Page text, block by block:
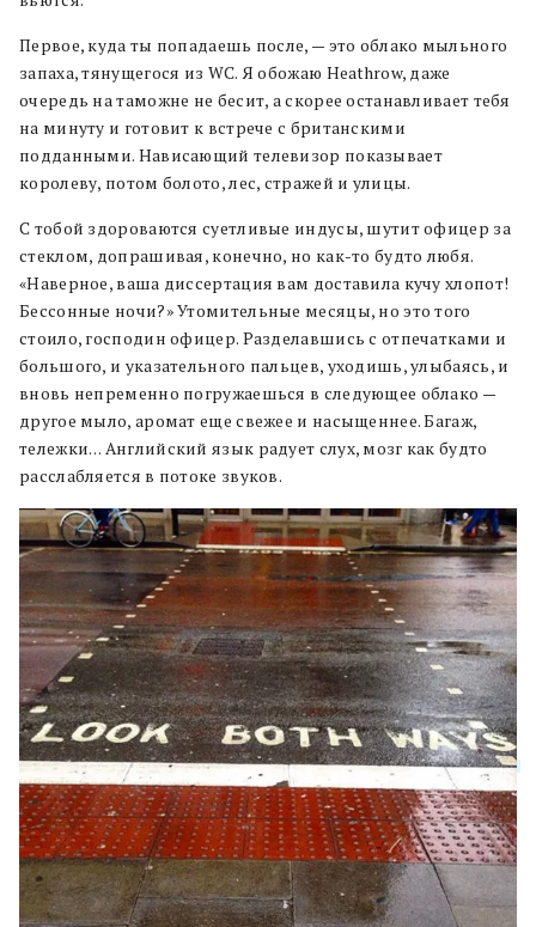
Первое, куда ты попадаешь после, — это облако мыльного
запаха, тянущегося из WC. Я обожаю Heathrow, даже
очередь на таможне не бесит, а скорее останавливает тебя
на минуту и готовит к встрече с британскими
подданными. Нависающий телевизор показывает
королеву, потом болото, лес, стражей и улицы.
С тобой здороваются суетливые индусы, шутит офицер за
стеклом, допрашивая, конечно, но как-то будто любя.
«Наверное, ваша диссертация вам доставила кучу хлопот!
Бессонные ночи?» Утомительные месяцы, но это того
стоило, господин офицер. Разделавшись с отпечатками и
большого, и указательного пальцев, уходишь, улыбаясь, и
вновь непременно погружаешься в следующее облако —
другое мыло, аромат еще свежее и насыщеннее. Багаж,
тележки… Английский язык радует слух, мозг как будто
расслабляется в потоке звуков.